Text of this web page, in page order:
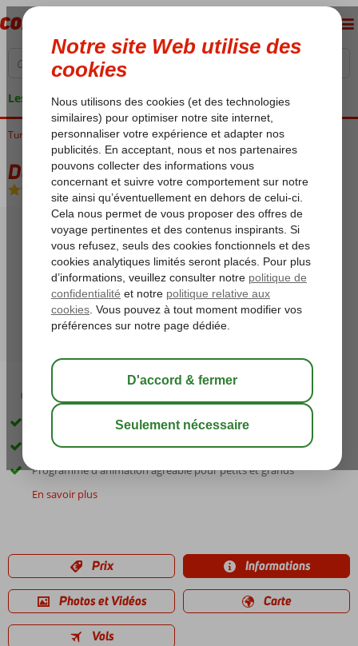
Les garanties de vacances
Tunisie Golf de Hammamet Port el Kantaoui Dessole Abou Sofiane
Dessole Abou Sofiane
All Inclusive-Hôtel
03:00 sauver
Directement sur la plage
Deux restaurants à la carte
Programme d'animation agréable pour petits et grands
En savoir plus
Prix Informations
Photos et Vidéos Carte
Vols